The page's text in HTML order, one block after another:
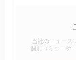
当社のニュース
個別コミュニケ